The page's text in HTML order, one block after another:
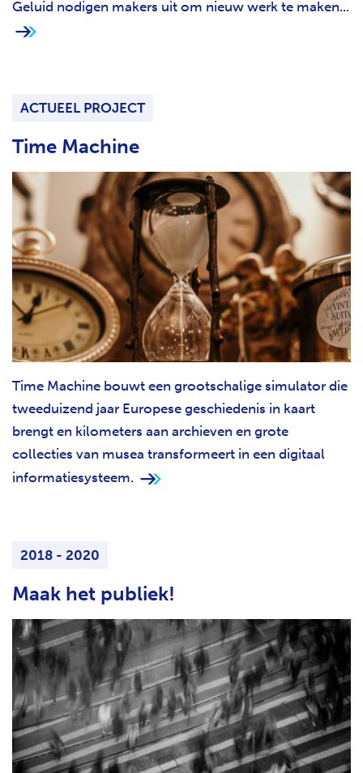
Geluid nodigen makers uit om nieuw werk te maken...
ACTUEEL PROJECT
Time Machine
Time Machine bouwt een grootschalige simulator die
tweeduizend jaar Europese geschiedenis in kaart
brengt en kilometers aan archieven en grote
collecties van musea transformeert in een digitaal
informatiesysteem.
2018 - 2020
Maak het publiek!